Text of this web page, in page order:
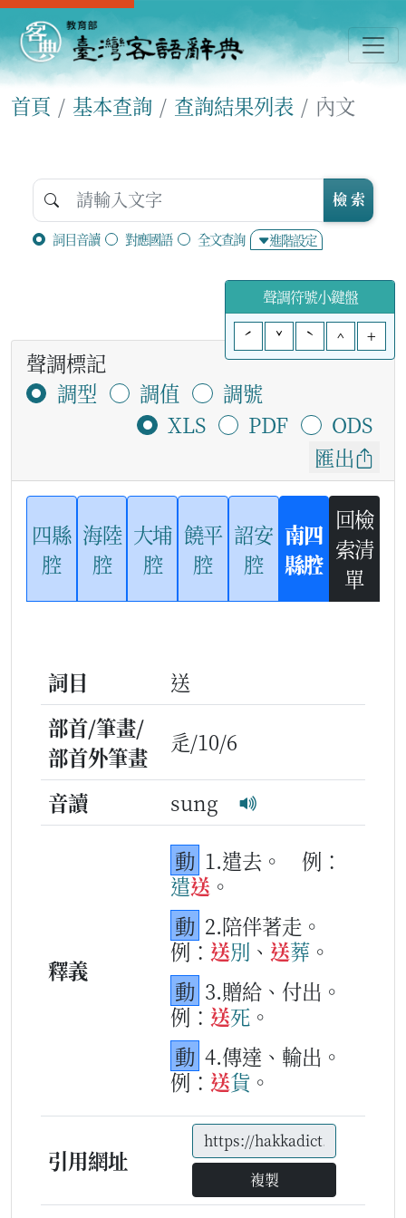
首頁 基本查詢 查詢結果列表 內文
詞目音讀 對應國語 全文查詢 進階設定
檢 索
聲調符號小鍵盤
ˊ
ˇ ˋ ^ +
聲調標記
調型
調值
調號
XLS
PDF
ODS
匯出
四縣
腔
海陸
腔
大埔
腔
饒平
腔
詔安
腔
南四
縣腔
回檢
索清
單
詞目
送
部首/筆畫/
部首外筆畫
辵/10/6
音讀 sung
釋義
動 1.遣去。
例：
遣送 。
動 2.陪伴著走。
例： 送別 、 送葬 。
動 3.贈給、付出。
例： 送死 。
動 4.傳達、輸出。
例： 送貨 。
引用網址
複製